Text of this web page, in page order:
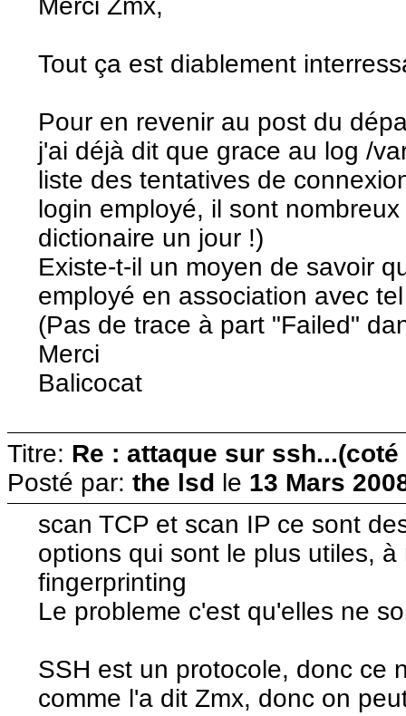
Merci Zmx,
Tout ça est diablement
Pour en revenir au post du
j'ai déjà dit que grace au log /
liste des tentatives de
login employé, il sont
dictionaire un jour !)
Existe-t-il un moyen de savoir
employé en association avec
(Pas de trace à part "Failed"
Merci
Balicocat
Titre: Re : attaque sur
Posté par: the lsd le 13 Mars
scan TCP et scan IP ce sont
options qui sont le plus utiles,
fingerprinting
Le probleme c'est qu'elles ne
SSH est un protocole, donc ce
comme l'a dit Zmx, donc on